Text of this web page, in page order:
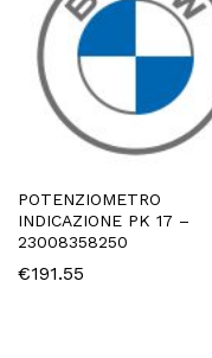
POTENZIOMETRO
INDICAZIONE PK 17 –
23008358250
€191.55